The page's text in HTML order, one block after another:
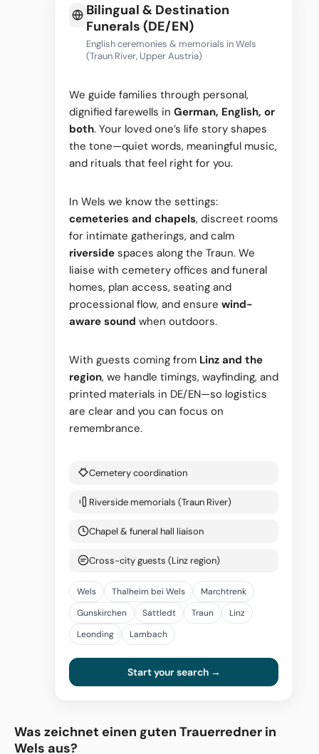
Bilingual & Destination
Funerals (DE/EN)
English ceremonies & memorials in Wels
(Traun River, Upper Austria)
We guide families through personal,
dignified farewells in German, English, or
both. Your loved one’s life story shapes
the tone—quiet words, meaningful music,
and rituals that feel right for you.
In Wels we know the settings:
cemeteries and chapels, discreet rooms
for intimate gatherings, and calm
riverside spaces along the Traun. We
liaise with cemetery offices and funeral
homes, plan access, seating and
processional flow, and ensure wind-
aware sound when outdoors.
With guests coming from Linz and the
region, we handle timings, wayfinding, and
printed materials in DE/EN—so logistics
are clear and you can focus on
remembrance.
Cemetery coordination
Riverside memorials (Traun River)
Chapel & funeral hall liaison
Cross-city guests (Linz region)
Wels Thalheim bei Wels
Marchtrenk
Gunskirchen
Sattledt Traun
Linz
Leonding
Lambach
Start your search →
Was zeichnet einen guten Trauerredner in
Wels aus?